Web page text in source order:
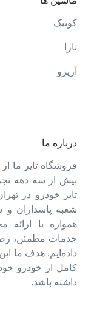
درباره ما
بیش از سه دهه
تایر خودرو در
شعبه پاسداران و
همواره با
خدمات مطمئن،
داده‌ایم. هدف ما
کامل از خودرو
داشته باشد.
کوییک
تارا
آریزو